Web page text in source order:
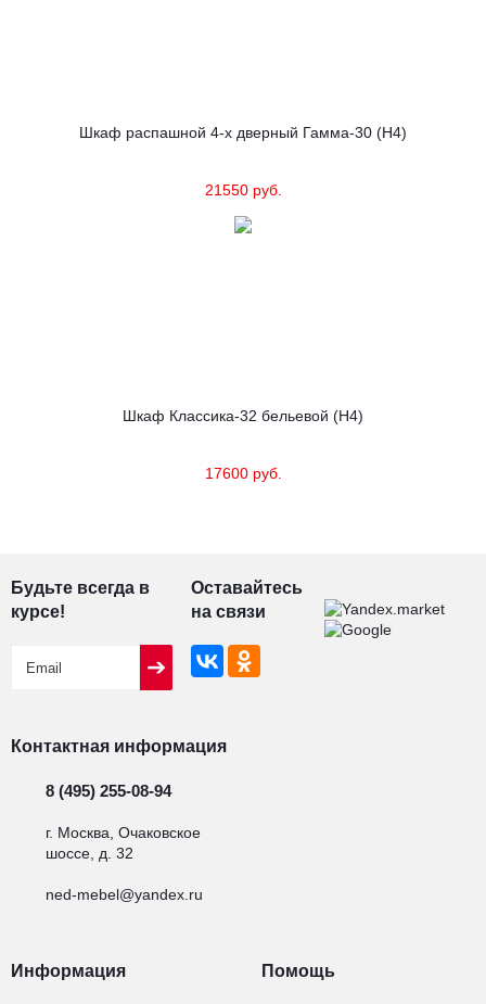
Шкаф распашной 4-х дверный Гамма-30 (Н4)
21550 руб.
Шкаф Классика-32 бельевой (Н4)
17600 руб.
Информация Помощь
Будьте всегда в
курсе!
Оставайтесь
на связи
Контактная информация
8 (495) 255-08-94
г. Москва, Очаковское
шоссе, д. 32
ned-mebel@yandex.ru